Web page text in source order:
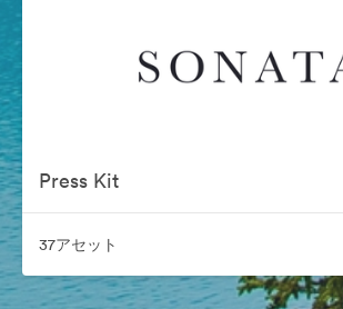
Press Kit
37アセット